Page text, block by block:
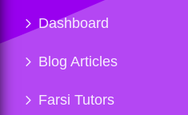
Dashboard
Blog Articles
Farsi Tutors